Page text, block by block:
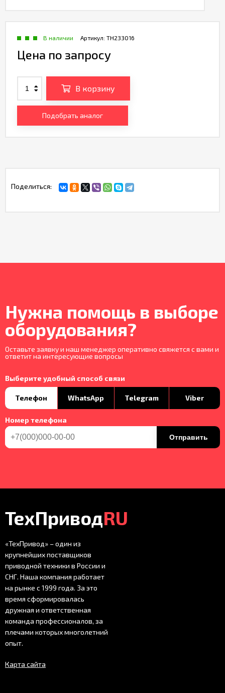
Артикул: TH233016
В наличии
Цена по запросу
В корзину
Подобрать аналог
Поделиться:
Нужна помощь в выборе
оборудования?
Оставьте заявку и наш менеджер оперативно свяжется с вами и
ответит на интересующие вопросы
Выберите удобный способ связи
Телефон WhatsApp Telegram Viber
Номер телефона
Отправить
ТехПриводRU
«ТехПривод» – один из
крупнейших поставщиков
приводной техники в России и
СНГ. Наша компания работает
на рынке с 1999 года. За это
время сформировалась
дружная и ответственная
команда профессионалов, за
плечами которых многолетний
опыт.
Карта сайта